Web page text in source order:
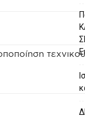
τεχνικού